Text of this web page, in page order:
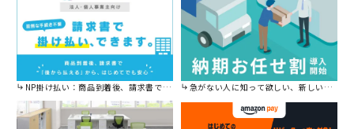
NP掛け払い：商品到着後、請求書で後から払えます。 急がない人に知って欲しい、新しい割引を始めました。